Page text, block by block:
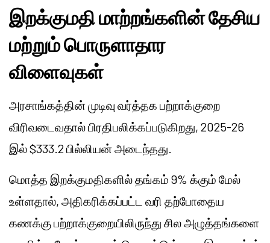
இறக்குமதி மாற்றங்களின் தேசிய
மற்றும் பொருளாதார
விளைவுகள்
அரசாங்கத்தின் முடிவு வர்த்தக பற்றாக்குறை
விரிவடைவதால் பிரதிபலிக்கப்படுகிறது, 2025-26
இல் $333.2 பில்லியன் அடைந்தது.
மொத்த இறக்குமதிகளில் தங்கம் 9% க்கும் மேல்
உள்ளதால், அதிகரிக்கப்பட்ட வரி தற்போதைய
கணக்கு பற்றாக்குறையிலிருந்து சில அழுத்தங்களை